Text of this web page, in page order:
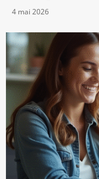
4 mai 2026